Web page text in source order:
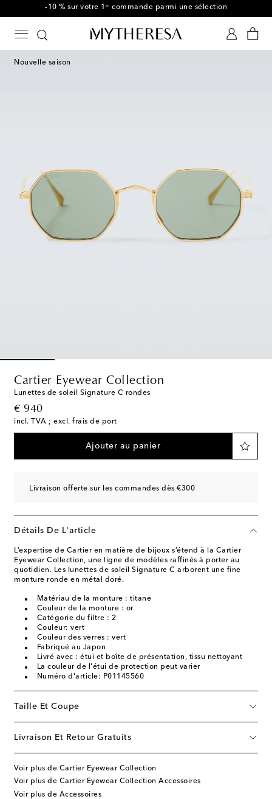
-10 % sur votre 1ʳᵉ commande parmi une sélection
Nouvelle saison
Cartier Eyewear Collection
Lunettes de soleil Signature C rondes
€ 940
original price
incl. TVA ; excl. frais de port
Ajouter au panier
Livraison offerte sur les commandes dès €300
Détails De L'article
L’expertise de Cartier en matière de bijoux s’étend à la Cartier
Eyewear Collection, une ligne de modèles raffinés à porter au
quotidien. Les lunettes de soleil Signature C arborent une fine
monture ronde en métal doré.
Matériau de la monture : titane
Couleur de la monture : or
Catégorie du filtre : 2
Couleur: vert
Couleur des verres : vert
Fabriqué au Japon
Livré avec : étui et boîte de présentation, tissu nettoyant
La couleur de l'étui de protection peut varier
Numéro d'article: P01145560
Taille Et Coupe
Livraison Et Retour Gratuits
Voir plus de Cartier Eyewear Collection
Voir plus de Cartier Eyewear Collection Accessoires
Voir plus de Accessoires